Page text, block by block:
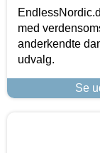
med
anderkendte
udvalg.
Se